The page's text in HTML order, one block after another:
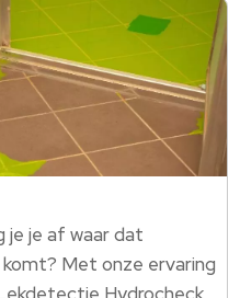
je je af waar dat
Met onze ervaring